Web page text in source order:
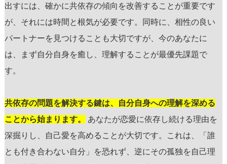
出すには、確かに共依存の傾向を改善することが重要です
が、それには時間と根気が必要です。同時に、相性の良い
パートナーを見つけることも大切ですが、今のあなたに
は、まず自分自身を癒し、理解することが最優先課題で
す。
共依存の問題を解決する鍵は、自分自身への理解を深める
ことから始まります。
あなたが恋愛に依存し続ける理由を
深掘りし、自己愛を高めることが大切です。これは、「誰
とも付き合わない自分」を恐れず、逆にその孤独を自己理